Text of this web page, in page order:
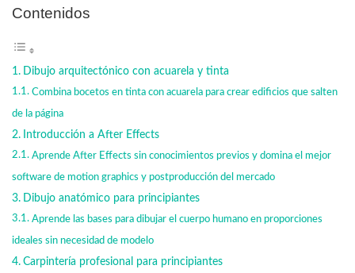
Contenidos
Dibujo arquitectónico con acuarela y tinta
Combina bocetos en tinta con acuarela para crear edificios que salten
de la página
Introducción a After Effects
Aprende After Effects sin conocimientos previos y domina el mejor
software de motion graphics y postproducción del mercado
Dibujo anatómico para principiantes
Aprende las bases para dibujar el cuerpo humano en proporciones
ideales sin necesidad de modelo
Carpintería profesional para principiantes